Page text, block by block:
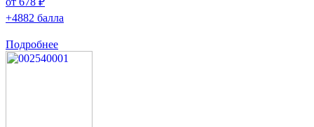
+4882 балла
Подробнее